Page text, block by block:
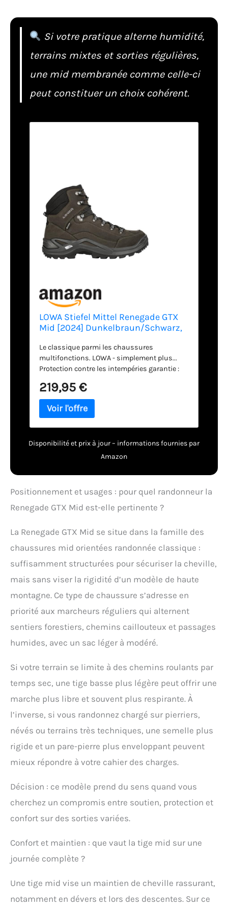
Si votre pratique alterne humidité,
terrains mixtes et sorties régulières,
une mid membranée comme celle-ci
peut constituer un choix cohérent.
LOWA Stiefel Mittel Renegade GTX
Mid [2024] Dunkelbraun/Schwarz,
Le classique parmi les chaussures
multifonctions. LOWA - simplement plus...
Protection contre les intempéries garantie :
à la membrane Gore-Tex Excellent
ajustement pour les pieds de largeur
moyenne : nos formes sont le secret d'un
entre la dernière technologie et l'artisanat
219,95 €
Disponibilité et prix à jour – informations fournies par
Amazon
Positionnement et usages : pour quel randonneur la
Renegade GTX Mid est-elle pertinente ?
La Renegade GTX Mid se situe dans la famille des
chaussures mid orientées randonnée classique :
suffisamment structurées pour sécuriser la cheville,
mais sans viser la rigidité d’un modèle de haute
montagne. Ce type de chaussure s’adresse en
priorité aux marcheurs réguliers qui alternent
sentiers forestiers, chemins caillouteux et passages
humides, avec un sac léger à modéré.
Si votre terrain se limite à des chemins roulants par
temps sec, une tige basse plus légère peut offrir une
marche plus libre et souvent plus respirante. À
l’inverse, si vous randonnez chargé sur pierriers,
névés ou terrains très techniques, une semelle plus
rigide et un pare-pierre plus enveloppant peuvent
mieux répondre à votre cahier des charges.
Décision : ce modèle prend du sens quand vous
cherchez un compromis entre soutien, protection et
confort sur des sorties variées.
Confort et maintien : que vaut la tige mid sur une
journée complète ?
Une tige mid vise un maintien de cheville rassurant,
notamment en dévers et lors des descentes. Sur ce